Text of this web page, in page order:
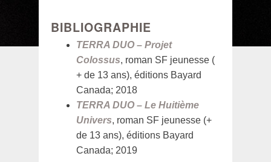
BIBLIOGRAPHIE
TERRA DUO – Projet
Colossus, roman SF jeunesse (
+ de 13 ans), éditions Bayard
Canada; 2018
TERRA DUO – Le Huitième
Univers, roman SF jeunesse (+
de 13 ans), éditions Bayard
Canada; 2019